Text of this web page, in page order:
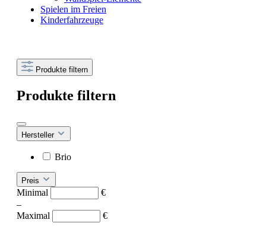
Spielen im Freien
Kinderfahrzeuge
Produkte filtern
Produkte filtern
Hersteller
Brio
Preis
Minimal
€
–
Maximal
€